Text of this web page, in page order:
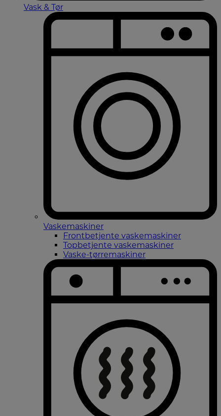
Vask & Tør
Vaskemaskiner
Frontbetjente vaskemaskiner
Topbetjente vaskemaskiner
Vaske-tørremaskiner